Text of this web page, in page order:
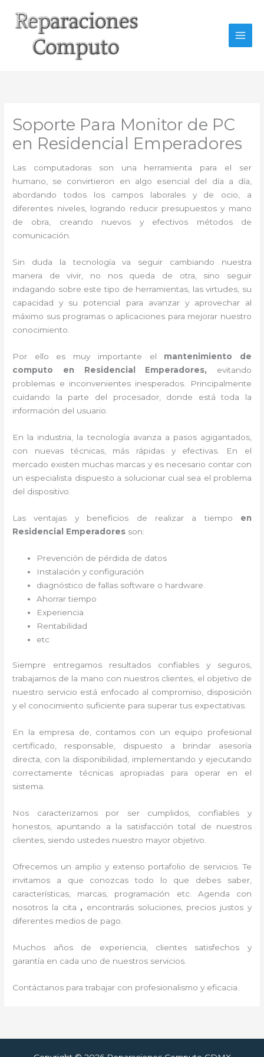
contenido
Soporte Para Monitor de PC
en Residencial Emperadores
Las computadoras son una herramienta para el ser
humano, se convirtieron en algo esencial del día a día,
abordando todos los campos laborales y de ocio, a
diferentes niveles, logrando reducir presupuestos y mano
de obra, creando nuevos y efectivos métodos de
comunicación.
Sin duda la tecnología va seguir cambiando nuestra
manera de vivir, no nos queda de otra, sino seguir
indagando sobre este tipo de herramientas, las virtudes, su
capacidad y su potencial para avanzar y aprovechar al
máximo sus programas o aplicaciones para mejorar nuestro
conocimiento.
Por ello es muy importante el mantenimiento de
computo en Residencial Emperadores, evitando
problemas e inconvenientes inesperados. Principalmente
cuidando la parte del procesador, donde está toda la
información del usuario.
En la industria, la tecnología avanza a pasos agigantados,
con nuevas técnicas, más rápidas y efectivas . En el
mercado existen muchas marcas y es necesario contar con
un especialista dispuesto a solucionar cual sea el problema
del dispositivo.
Las ventajas y beneficios de realizar a tiempo en
Residencial Emperadores son:
Prevención de pérdida de datos
Instalación y configuración
diagnóstico de fallas software o hardware
Ahorrar tiempo
Experiencia
Rentabilidad
etc
Siempre entregamos resultados confiables y seguros,
trabajamos de la mano con nuestros clientes, el objetivo de
nuestro servicio está enfocado al compromiso, disposición
y el conocimiento suficiente para superar tus expectativas.
En la empresa de , contamos con un equipo profesional
certificado, responsable, dispuesto a brindar asesoría
directa, con la disponibilidad, implementando y ejecutando
correctamente técnicas apropiadas para operar en el
sistema.
Nos caracterizamos por ser cumplidos, confiables y
honestos, apuntando a la satisfacción total de nuestros
clientes, siendo ustedes nuestro mayor objetivo.
Ofrecemos un amplio y extenso portafolio de servicios. Te
invitamos a que conozcas todo lo que debes saber,
características, marcas, programación etc. Agenda con
nosotros la cita , encontrarás soluciones, precios justos y
diferentes medios de pago.
Muchos años de experiencia, clientes satisfechos y
garantía en cada uno de nuestros servicios.
Contáctanos para trabajar con profesionalismo y eficacia.